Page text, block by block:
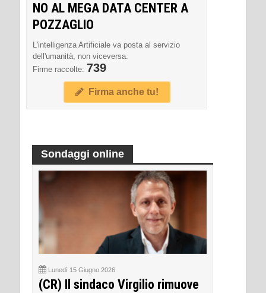
NO AL MEGA DATA CENTER A
POZZAGLIO
L'intelligenza Artificiale va posta al servizio
dell'umanità, non viceversa.
Firme raccolte: 739
Firma anche tu!
Sondaggi online
Lunedì 15 Giugno 2026
(CR) Il sindaco Virgilio rimuove